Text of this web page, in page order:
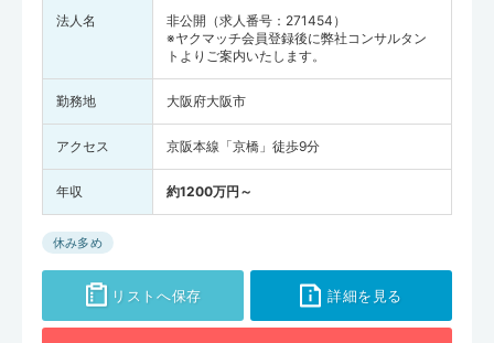
法人名
非公開（求人番号：271454）
※ヤクマッチ会員登録後に弊社コンサルタン
トよりご案内いたします。
勤務地 大阪府大阪市
アクセス 京阪本線「京橋」徒歩9分
年収 約1200万円～
休み多め
リストへ保存 詳細を見る